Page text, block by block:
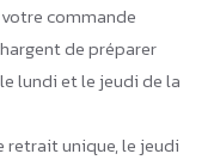
commande
de préparer
lundi et le jeudi de la
retrait unique, le jeudi